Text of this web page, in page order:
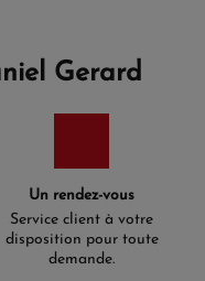
Gerard
Un rendez-vous
Service client à votre
disposition pour toute
demande.